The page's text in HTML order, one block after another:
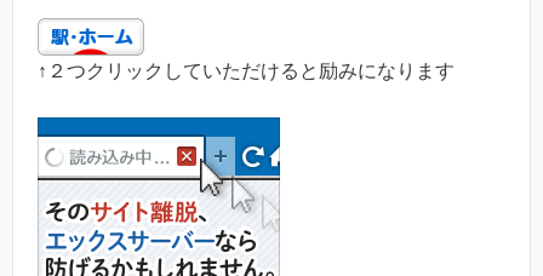
↑２つクリックしていただけると励みになります